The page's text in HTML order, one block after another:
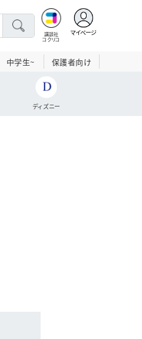
講談社
コクリコ
マイページ
中学生~ 保護者向け
ディズニー